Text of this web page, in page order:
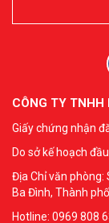
CÔNG TY
Giấy chứng nhận
Do sở kế hoạch
Địa Chỉ văn phòng:
Ba Đình, Thành
Hotline: 0969 808